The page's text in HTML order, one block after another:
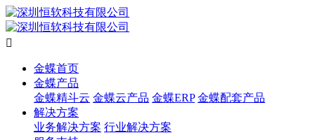

金蝶首页
金蝶产品
金蝶精斗云 金蝶云产品 金蝶ERP 金蝶配套产品
解决方案
业务解决方案 行业解决方案